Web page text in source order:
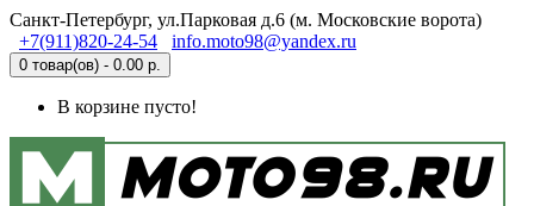
Санкт-Петербург, ул.Парковая д.6 (м. Московские ворота)
+7(911)820-24-54
info.moto98@yandex.ru
0 товар(ов) - 0.00 р.
В корзине пусто!